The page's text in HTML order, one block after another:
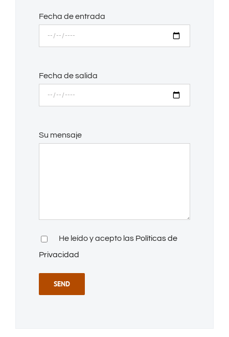
Fecha de entrada
Fecha de salida
Su mensaje
He leído y acepto las Políticas de
Privacidad